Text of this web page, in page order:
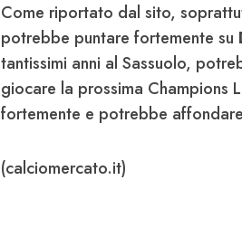
Come riportato dal sito,
potrebbe puntare fortemente su
tantissimi anni al Sassuolo,
giocare la prossima Champions
fortemente e potrebbe
(calciomercato.it)